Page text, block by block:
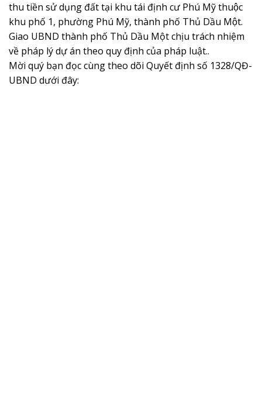
thu tiền sử dụng đất tại khu tái định cư Phú Mỹ thuộc
khu phố 1, phường Phú Mỹ, thành phố Thủ Dầu Một.
Giao UBND thành phố Thủ Dầu Một chịu trách nhiệm
về pháp lý dự án theo quy định của pháp luật..
Mời quý bạn đọc cùng theo dõi Quyết định số 1328/QĐ-
UBND dưới đây: